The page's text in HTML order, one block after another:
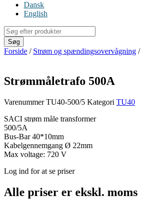
Dansk
English
Products
search
Søg
Forside / Strøm og spændingsovervågning /
Strømmåletrafo 500A
VarenummerTU40-500/5 Kategori TU40
SACI strøm måle transformer
500/5A
Bus-Bar 40*10mm
Kabelgennemgang Ø 22mm
Max voltage: 720 V
Log ind for at se priser
Alle priser er ekskl. moms